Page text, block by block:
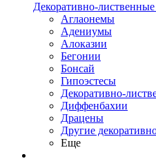
Декоративно-лиственные
Аглаонемы
Адениумы
Алоказии
Бегонии
Бонсай
Гипоэстесы
Декоративно-
Диффенбахии
Драцены
Другие
Еще